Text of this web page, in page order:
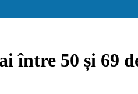
între 50 și 69